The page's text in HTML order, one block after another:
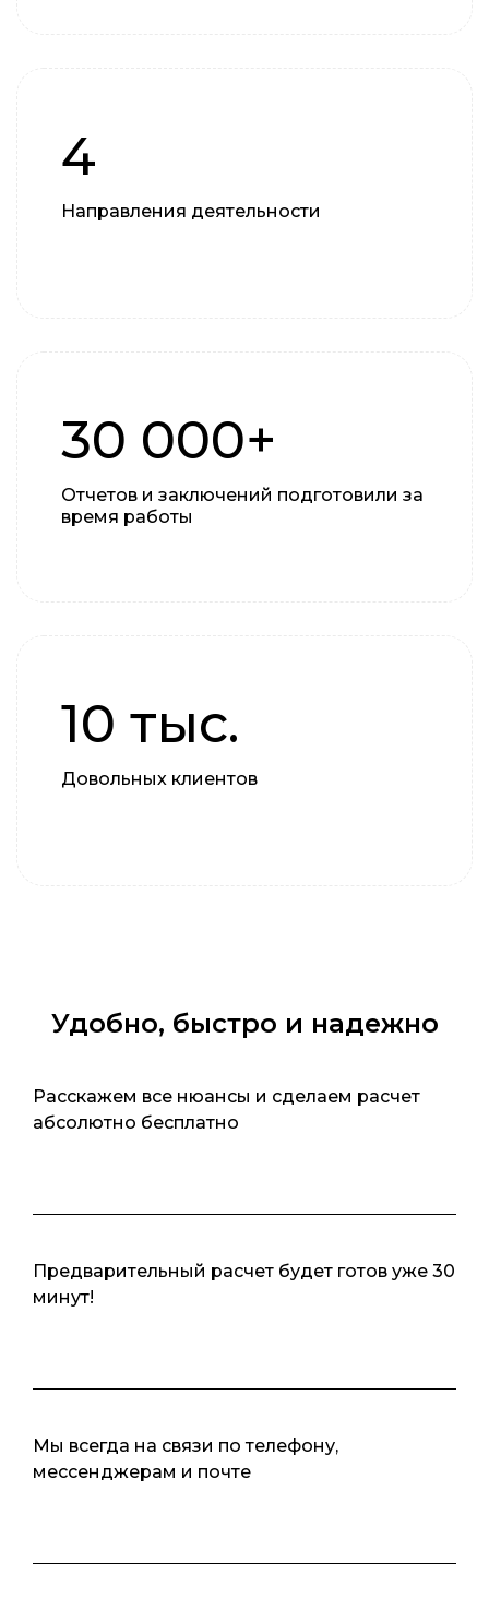
4
Направления деятельности
30 000+
Отчетов и заключений подготовили за
время работы
10 тыс.
Довольных клиентов
Удобно, быстро и надежно
Расскажем все нюансы и сделаем расчет
абсолютно бесплатно
Предварительный расчет будет готов уже 30
минут!
Мы всегда на связи по телефону,
мессенджерам и почте